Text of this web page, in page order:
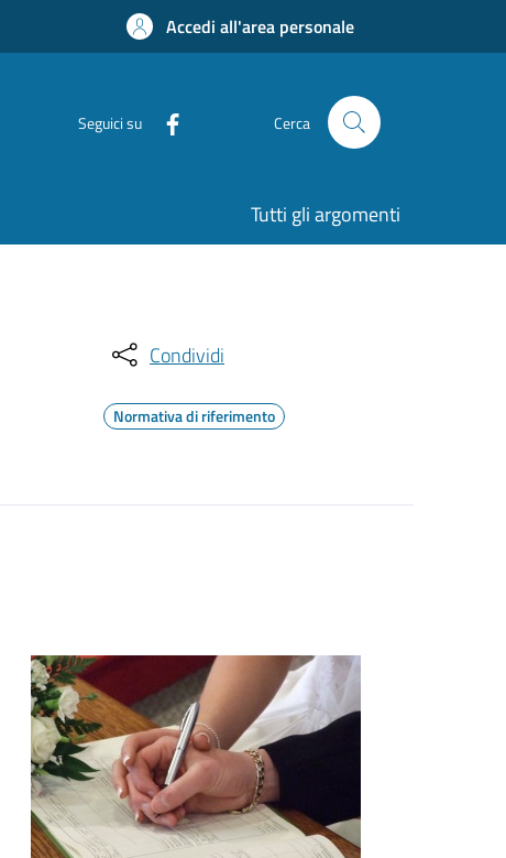
Accedi all'area personale
Seguici su Cerca
Tutti gli argomenti
Condividi
Normativa di riferimento